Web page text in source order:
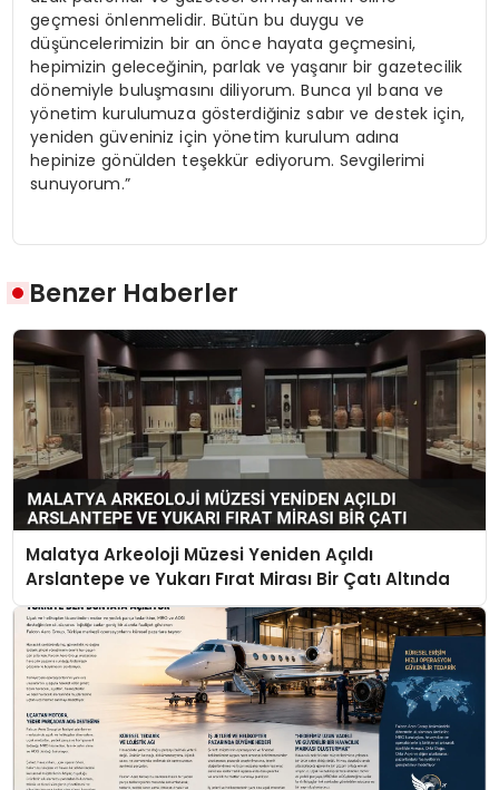
geçmesi önlenmelidir. Bütün bu duygu ve
düşüncelerimizin bir an önce hayata geçmesini,
hepimizin geleceğinin, parlak ve yaşanır bir gazetecilik
dönemiyle buluşmasını diliyorum. Bunca yıl bana ve
yönetim kurulumuza gösterdiğiniz sabır ve destek için,
yeniden güveniniz için yönetim kurulum adına
hepinize gönülden teşekkür ediyorum. Sevgilerimi
sunuyorum.”
Benzer Haberler
Malatya Arkeoloji Müzesi Yeniden Açıldı
Arslantepe ve Yukarı Fırat Mirası Bir Çatı Altında